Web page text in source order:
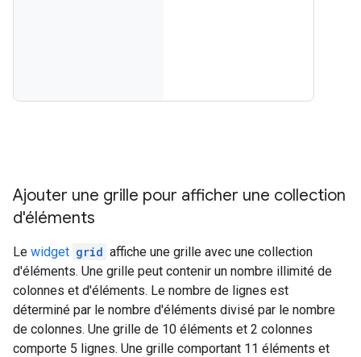
Ajouter une grille pour afficher une collection
d'éléments
Le widget grid affiche une grille avec une collection
d'éléments. Une grille peut contenir un nombre illimité de
colonnes et d'éléments. Le nombre de lignes est
déterminé par le nombre d'éléments divisé par le nombre
de colonnes. Une grille de 10 éléments et 2 colonnes
comporte 5 lignes. Une grille comportant 11 éléments et